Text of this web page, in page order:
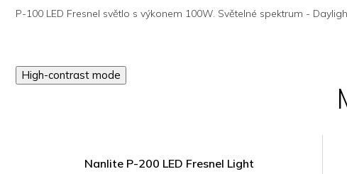
P-100 LED Fresnel světlo s výkonem 100W. Světelné spektrum -
High-contrast mode
Nanlite P-200 LED Fresnel Light